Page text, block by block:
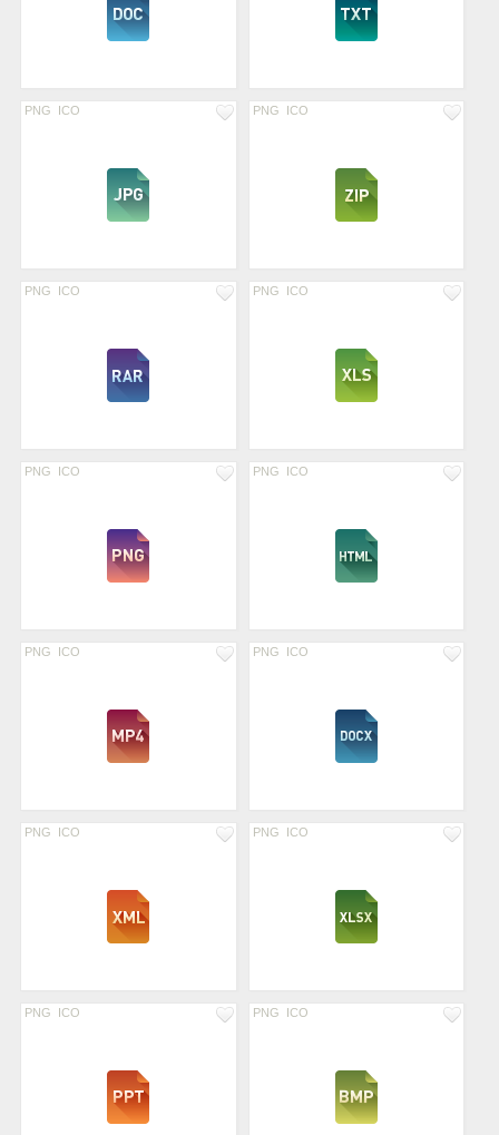
PNG ICO PNG ICO
PNG ICO PNG ICO
PNG ICO PNG ICO
PNG ICO PNG ICO
PNG ICO PNG ICO
PNG ICO PNG ICO